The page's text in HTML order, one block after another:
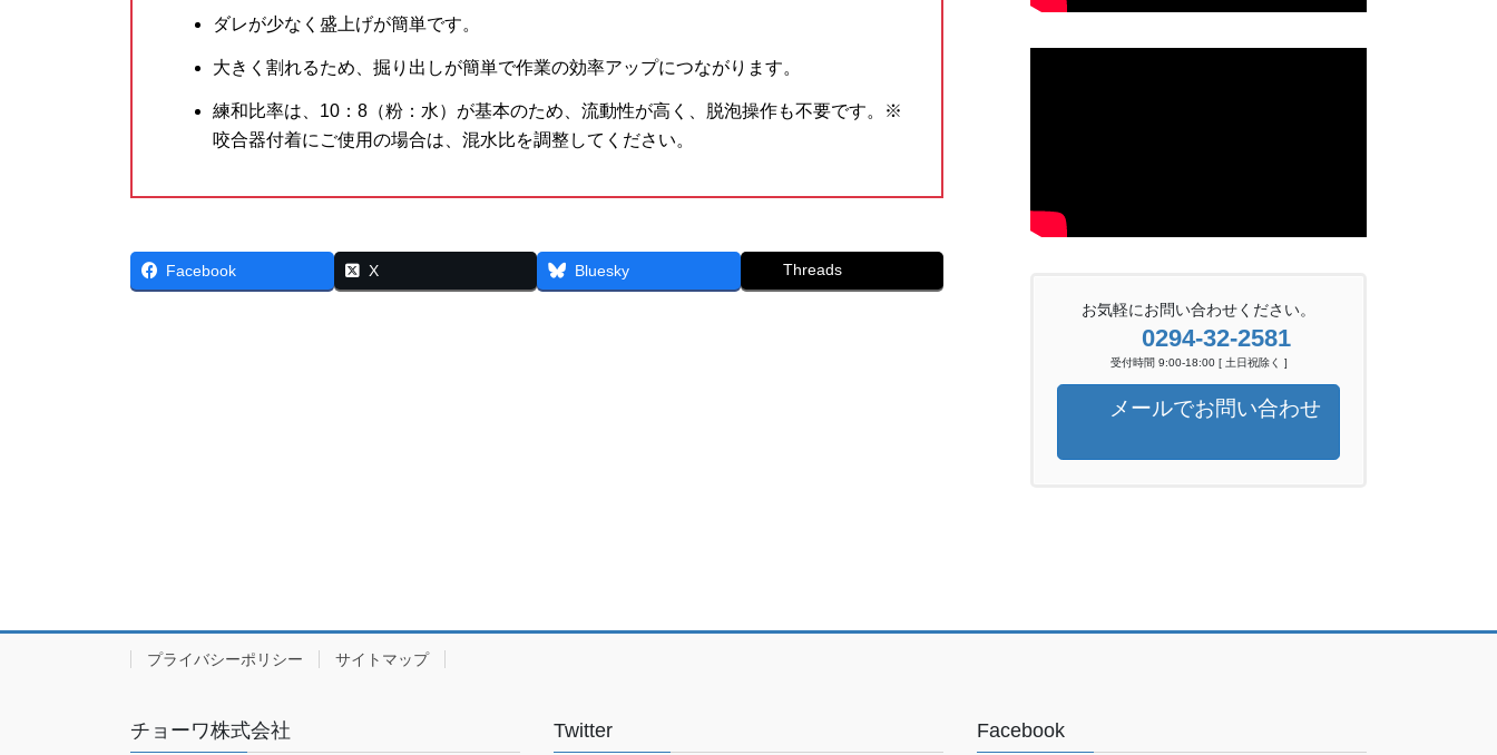
ダレが少なく盛上げが簡単です。
大きく割れるため、掘り出しが簡単で作業の効率アップにつながります。
練和比率は、10：8（粉：水）が基本のため、流動性が高く、脱泡操作も不要です。※
咬合器付着にご使用の場合は、混水比を調整してください。
Facebook X Bluesky Threads
お気軽にお問い合わせください。
0294-32-2581
受付時間 9:00-18:00 [ 土日祝除く ]
メールでお問い合わせ
プライバシーポリシー サイトマップ
チョーワ株式会社 Twitter Facebook